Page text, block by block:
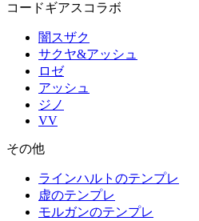
コードギアスコラボ
闇スザク
サクヤ&アッシュ
ロゼ
アッシュ
ジノ
VV
その他
ラインハルトのテンプレ
虚のテンプレ
モルガンのテンプレ